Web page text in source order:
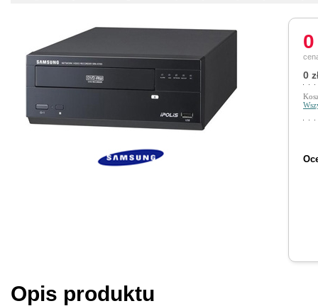
0
0
Opis produktu